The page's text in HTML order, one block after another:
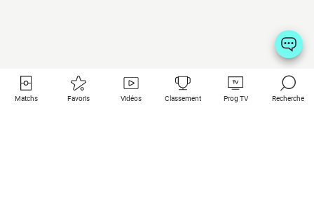
Matchs Favoris Vidéos Classement Prog TV Recherche